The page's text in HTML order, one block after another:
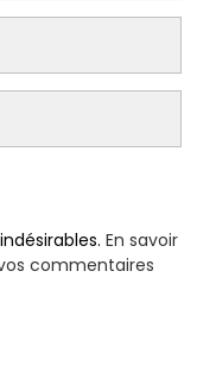
En savoir
commentaires